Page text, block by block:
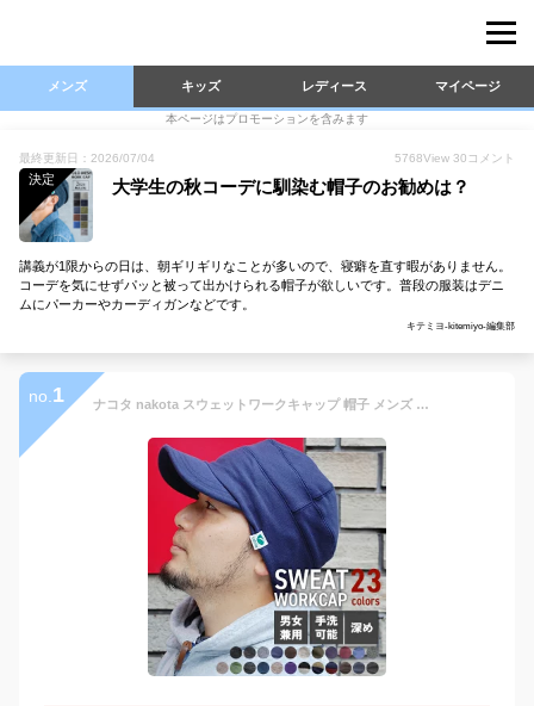
メンズ キッズ レディース マイページ
本ページはプロモーションを含みます
最終更新日：2026/07/04 5768View 30 コメント
決定 大学生の秋コーデに馴染む帽子のお勧めは？
講義が1限からの日は、朝ギリギリなことが多いので、寝癖を直す暇がありません。
コーデを気にせずパッと被って出かけられる帽子が欲しいです。普段の服装はデニ
ムにパーカーやカーディガンなどです。
キテミヨ-kitemiyo-編集部
no. 1 ナコタ nakota スウェットワークキャップ 帽子 メンズ レディース キャップ 大きいサイズ 深め UVカット 紫外線対策 無地 シンプル おしゃれ 日除け ワークキャップ